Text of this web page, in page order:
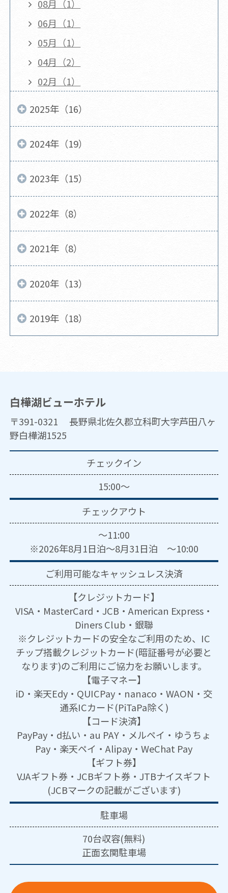
08月（1）
06月（1）
05月（1）
04月（2）
02月（1）
2025年（16）
2024年（19）
2023年（15）
2022年（8）
2021年（8）
2020年（13）
2019年（18）
白樺湖ビューホテル
〒391-0321 長野県北佐久郡立科町大字芦田八ヶ
野白樺湖1525
チェックイン
15:00～
チェックアウト
～11:00
※2026年8月1日泊～8月31日泊 ～10:00
ご利用可能なキャッシュレス決済
【クレジットカード】
VISA・MasterCard・JCB・American Express・
Diners Club・銀聯
※クレジットカードの安全なご利用のため、IC
チップ搭載クレジットカード(暗証番号が必要と
なります)のご利用にご協力をお願いします。
【電子マネー】
iD・楽天Edy・QUICPay・nanaco・WAON・交
通系ICカード(PiTaPa除く)
【コード決済】
PayPay・d払い・au PAY・メルペイ・ゆうちょ
Pay・楽天ペイ・Alipay・WeChat Pay
【ギフト券】
VJAギフト券・JCBギフト券・JTBナイスギフト
(JCBマークの記載がございます)
駐車場
70台収容(無料)
正面玄関駐車場